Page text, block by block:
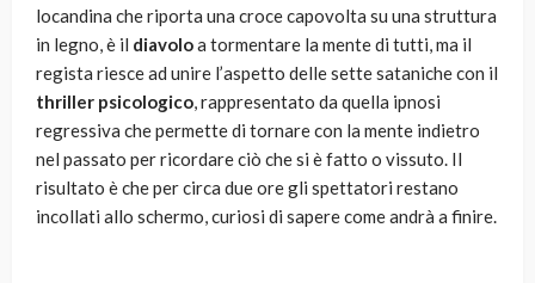
locandina che riporta una croce capovolta su una struttura
in legno, è il diavoloa tormentare la mente di tutti, ma il
regista riesce ad unire l’aspetto delle sette sataniche con il
thriller psicologico, rappresentato da quella ipnosi
regressiva che permette di tornare con la mente indietro
nel passato per ricordare ciò che si è fatto o vissuto. Il
risultato è che per circa due ore gli spettatori restano
incollati allo schermo, curiosi di sapere come andrà a finire.